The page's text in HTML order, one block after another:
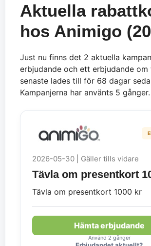
Aktuella
hos Animigo
Just nu finns det 2 aktuella
erbjudande och ett erbjudande
senaste lades till för 68 dagar
Kampanjerna har använts 5 gånger.
2026-05-30 | Gäller tills vidare
Tävla om presentkort
Tävla om presentkort 1000 kr
Hämta erbjudande
Använd 2 gånger